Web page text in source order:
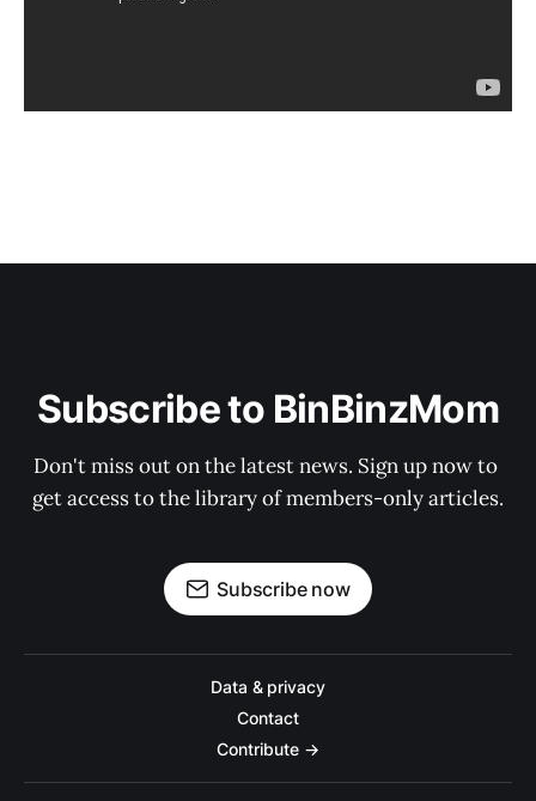
Subscribe to BinBinzMom
Don't miss out on the latest news. Sign up now to
get access to the library of members-only articles.
Subscribe now
Data & privacy
Contact
Contribute →